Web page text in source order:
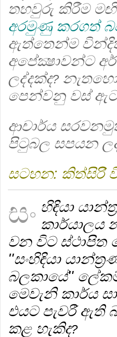
තහවුරු කිරීම
අරමුණු කරගත්
ඇත්තෙන්ම
අපේක්‍ෂාවන්ට
ලද්දක්ද?
පෙන්වනු වස්
ආචාර්ය
පිටුබල සපයන
සටහන: කිත්සිරිි
සං හිඳියා
කාර්යාලය
වන විට ස්ථාපිත
''සංහිඳියා
බලකායේ''
මෙවැනි කාර්ය
එයට පැවරී ඇති
කළ හැකිද?